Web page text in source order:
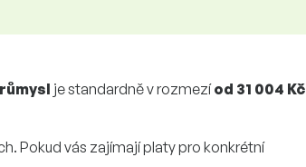
je standardně v rozmezíod 31 004 Kč
Pokud vás zajímají platy pro konkrétní